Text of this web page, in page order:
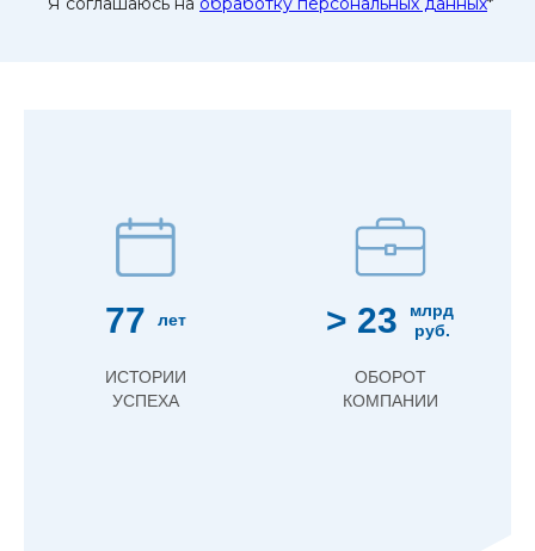
77 лет
ИСТОРИИ
УСПЕХА
> 23
млрд
руб.
ОБОРОТ
КОМПАНИИ